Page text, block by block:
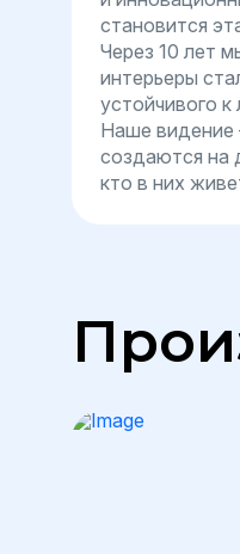
становится
Через 10 лет
интерьеры
устойчивого
Наше видение
создаются на
кто в них